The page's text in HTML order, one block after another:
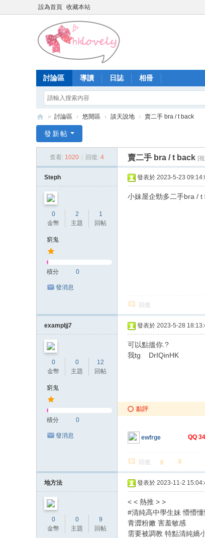
設為首頁 收藏本站
討論區 導讀 日誌 相冊
港
» 討論區 › 悠閒區 › 談天說地 › 賣二手 bra / t back
發新帖
查看: 1020 回復: 4 賣二手 bra / t back [
Steph
0
金幣
2
主題
1
回帖
窮鬼
積分 0
發消息
發表於 2023-5-23
小妹屋企勁多二手bra / t
回復
exampljj7
0
金幣
0
主題
12
回帖
窮鬼
積分 0
發消息
發表於 2023-5-28
可以點搵你.?
我tg DrIQinHK
點評
ewfrge QQ
回復
地方法
0
金幣
0
主題
9
回帖
發表於 2023-11-2
< < 熱推 > >
#清純高中學生妹 懵懵
青澀粉嫩 害羞敏感
需要被調教 特點清純嬌